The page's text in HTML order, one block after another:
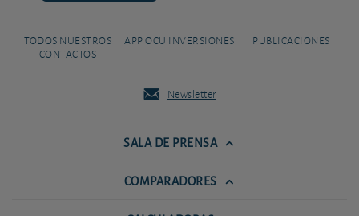
TODOS NUESTROS
CONTACTOS
APP OCU INVERSIONES PUBLICACIONES
Newsletter
SALA DE PRENSA
COMPARADORES